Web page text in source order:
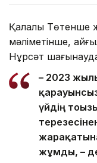
Қалалық Төтенше
мәліметінше,
Нұрсәт
– 2023
үйдің
жұмды, –